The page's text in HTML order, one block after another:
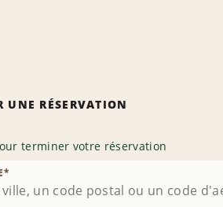
UNE RÉSERVATION
terminer votre réservation
*